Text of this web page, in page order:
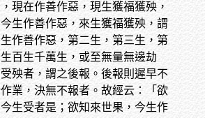
現在作善作惡，現生獲福獲殃，
生作善作惡，來生獲福獲殃，謂
作善作惡，第二生，第三生，第
百生千萬生，或至無量無邊劫
殃者，謂之後報。後報則遲早不
業，決無不報者。故經云：「欲
生受者是；欲知來世果，今生作